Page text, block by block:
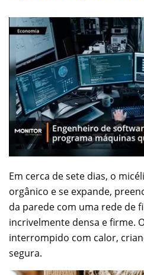
Em cerca de sete dias, o
orgânico e se expande,
da parede com uma rede de
incrivelmente densa e firme.
interrompido com calor,
segura.